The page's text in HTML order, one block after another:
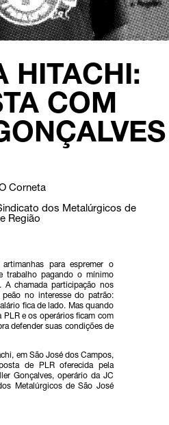
HITACHI:
COM
Corneta
dos Metalúrgicos de
Região
para espremer o
trabalho pagando o mínimo
chamada participação nos
no interesse do patrão:
fica de lado. Mas quando
e os operários ficam com
defender suas condições de
em São José dos Campos,
de PLR oferecida pela
Gonçalves, operário da JC
Metalúrgicos de São José